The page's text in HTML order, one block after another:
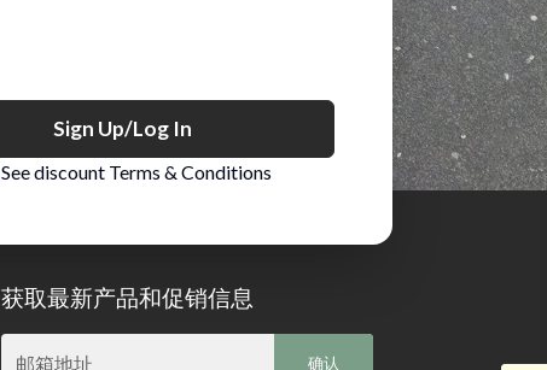
Sign Up/log In
See discount Terms & Conditions
获取最新产品和促销信息
邮箱地址 确认